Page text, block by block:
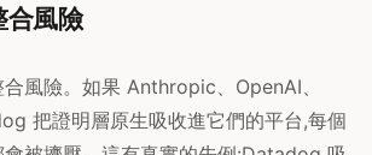
合風險
風險。如果 Anthropic、OpenAI、
把證明層原生吸收進它們的平台,每個